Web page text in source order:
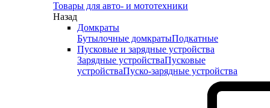
Товары для авто- и мототехники
Назад
Домкраты
Бутылочные домкратыПодкатные
Пусковые и зарядные устройства
Зарядные устройстваПусковые
устройстваПуско-зарядные устройства